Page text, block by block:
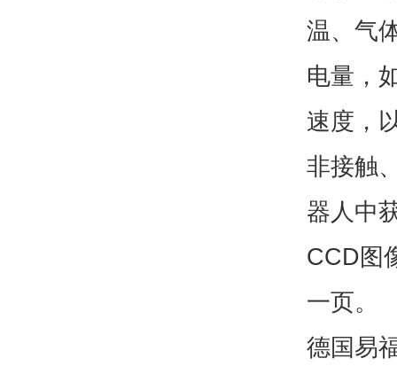
温、气
电量，
速度，
非接触
器人中
CCD图
一页。
德国易